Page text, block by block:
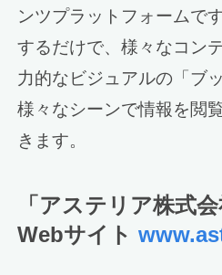
ンツプラットフォームで
するだけで、様々なコン
力的なビジュアルの「ブ
様々なシーンで情報を閲
きます。
「アステリア株式
Webサイト